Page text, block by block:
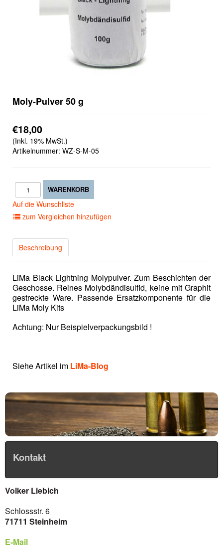
Moly-Pulver 50 g
€18,00
(Inkl. 19% MwSt.)
Artikelnummer: WZ-S-M-05
Auf die Wunschliste
zum Vergleichen hinzufügen
Beschreibung
LiMa Black Lightning Molypulver. Zum Beschichten der
Geschosse. Reines Molybdändisulfid, keine mit Graphit
gestreckte Ware. Passende Ersatzkomponente für die
LiMa Moly Kits
Achtung: Nur Beispielverpackungsbild !
Siehe Artikel im LiMa-Blog
Kontakt
Volker Liebich
Schlossstr. 6
71711 Steinheim
E-Mail